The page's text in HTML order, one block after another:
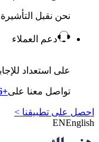
نحن نقبل
دعم العملاء
على استعداد
تواصل معنا على+966 920009538
احصل على تطبيقنا >
ENEnglish